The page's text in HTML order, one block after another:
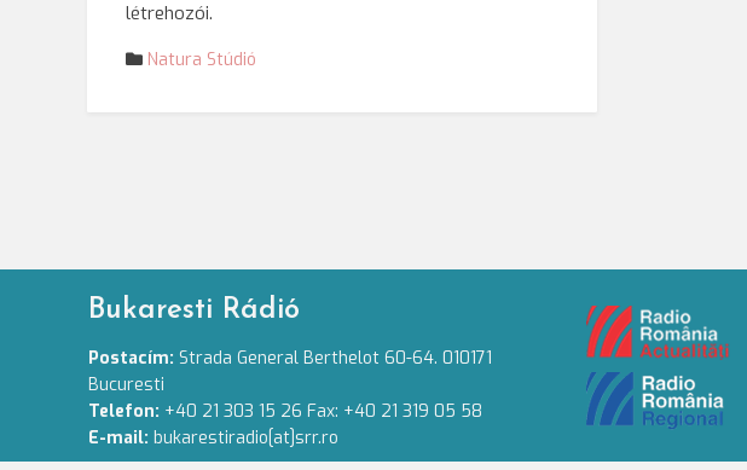
létrehozói.
Natura Stúdió
Bukaresti Rádió
Postacím: Strada General Berthelot 60-64. 010171
Bucuresti
Telefon: +40 21 303 15 26 Fax: +40 21 319 05 58
E-mail: bukarestiradio[at]srr.ro